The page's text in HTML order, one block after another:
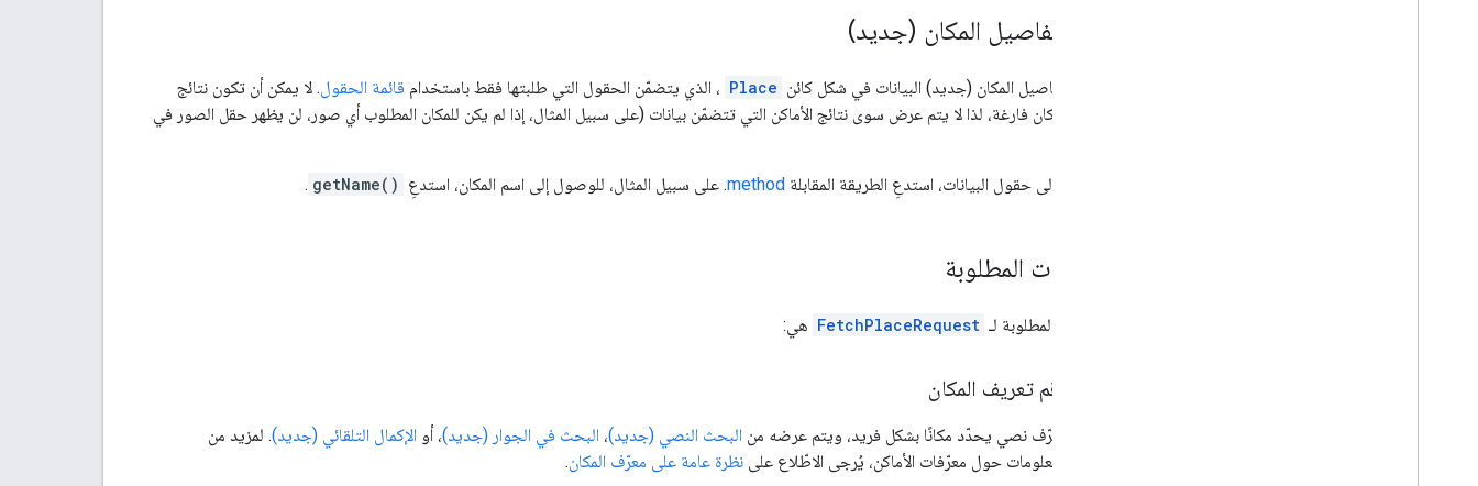
ردود تفاصيل المكان (جديد)
تعرض تفاصيل المكان (جديد) البيانات في شكل كائن Place ، الذي يتضمّن الحقول التي طلبتها فقط باستخدام قائمة الحقول. لا يمكن أن تكون نتائج
بيانات المكان فارغة، لذا لا يتم عرض سوى نتائج الأماكن التي تتضمّن بيانات (على سبيل المثال، إذا لم يكن للمكان المطلوب أي صور، لن يظهر حقل الصور في
للوصول إلى حقول البيانات، استدعِ الطريقة المقابلة method. على سبيل المثال، للوصول إلى اسم المكان، استدعِ getName()
.
المعلمات المطلوبة
المعلمات المطلوبة لـ FetchPlaceRequest هي:
رقم تعريف المكان
معرّف نصي يحدّد مكانًا بشكل فريد، ويتم عرضه من البحث النصي (جديد)، البحث في الجوار (جديد)، أو الإكمال التلقائي (جديد). لمزيد من
المعلومات حول معرّفات الأماكن، يُرجى الاطّلاع على نظرة عامة على معرّف المكان.